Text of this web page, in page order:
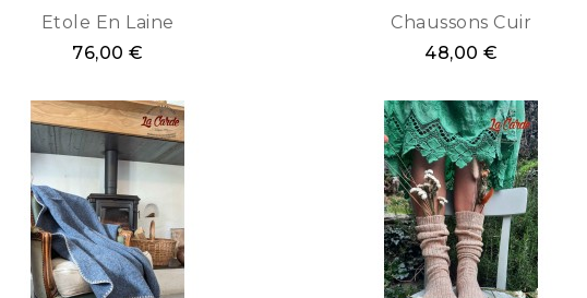
Etole En Laine
76,00 €
Chaussons Cuir
48,00 €